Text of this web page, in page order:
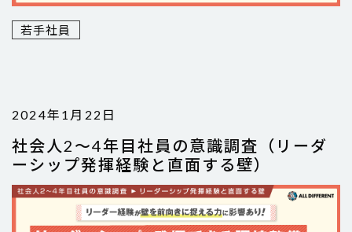
若手社員
2024年1月22日
社会人2～4年目社員の意識調査（リーダ
ーシップ発揮経験と直面する壁）